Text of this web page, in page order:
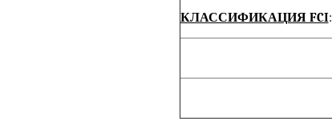
КЛАССИФИКАЦИЯ FCI: